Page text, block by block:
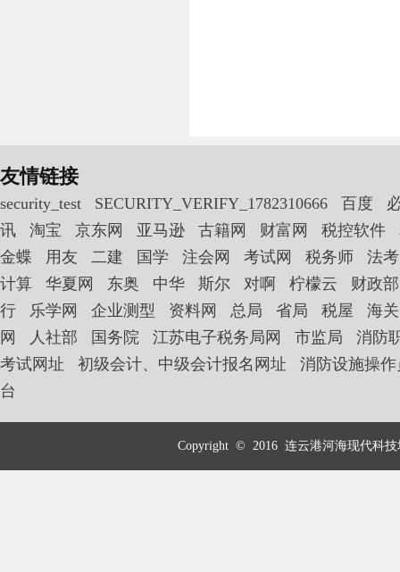
友情链接
security_test SECURITY_VERIFY_1782310666 百度
讯
淘宝 京东网 亚马逊 古籍网 财富网 税控软件
金蝶
用友 二建 国学 注会网 考试网 税务师
法
计算
华夏网 东奥 中华 斯尔 对啊 柠檬云
财政部
行
乐学网 企业测型 资料网 总局 省局 税屋
海关
网
人社部 国务院 江苏电子税务局网 市监局
消防
考试网址
初级会计、中级会计报名网址
消防设施操
台
Copyright © 2016 连云港河海现代科